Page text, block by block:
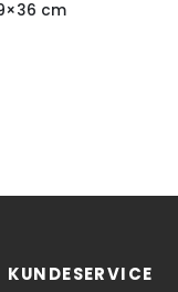
cm
KUNDESERVICE